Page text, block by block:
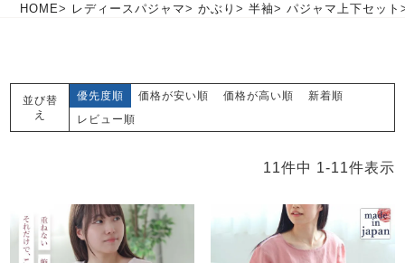
冬
マタニティ
パジャマ
体型別におすすめパジ
ャマ
年齢別におすすめパジ
ルームウェア
作務衣 胸がすけない
羽織・バスロ
ーブ
上着単品
お支払い・送料・配送
について
会社概要 お買い物ガイド 安心の日本製
HOME レディースパジャマ かぶり 半袖 パジャマ上下セット
並び替
え
優先度順 価格が安い順 価格が高い順
新着順
レビュー順
11件中 1-11件表示